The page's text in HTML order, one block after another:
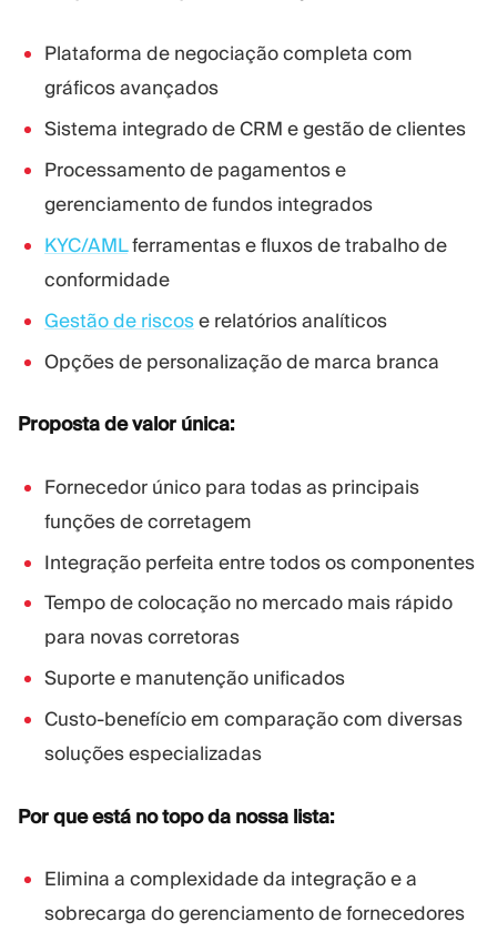
Plataforma de negociação completa com
gráficos avançados
Sistema integrado de CRM e gestão de clientes
Processamento de pagamentos e
gerenciamento de fundos integrados
KYC/AMLferramentas e fluxos de trabalho de
conformidade
Gestão de riscose relatórios analíticos
Opções de personalização de marca branca
Proposta de valor única:
Fornecedor único para todas as principais
funções de corretagem
Integração perfeita entre todos os componentes
Tempo de colocação no mercado mais rápido
para novas corretoras
Suporte e manutenção unificados
Custo-benefício em comparação com diversas
soluções especializadas
Por que está no topo da nossa lista:
Elimina a complexidade da integração e a
sobrecarga do gerenciamento de fornecedores